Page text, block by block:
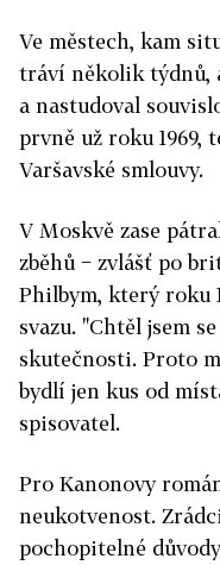
Ve městech, kam
tráví několik týdnů,
a nastudoval
prvně už roku 1969,
Varšavské smlouvy.
V Moskvě zase
zběhů − zvlášť po
Philbym, který roku
svazu. "Chtěl jsem
skutečnosti. Proto
bydlí jen kus od
spisovatel.
Pro Kanonovy
neukotvenost.
pochopitelné